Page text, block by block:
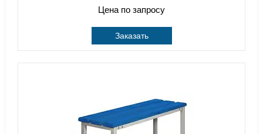
Цена по запросу
Заказать